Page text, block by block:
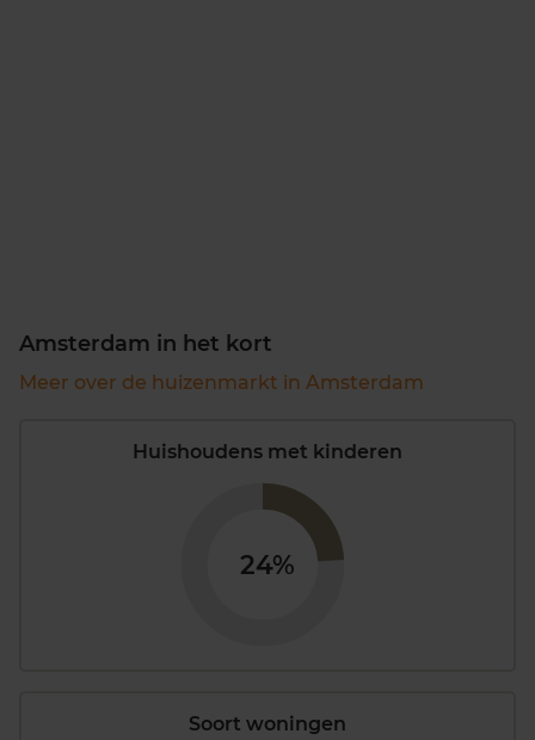
Amsterdam in het kort
Meer over de huizenmarkt in Amsterdam
Huishoudens met kinderen
24%
Soort woningen